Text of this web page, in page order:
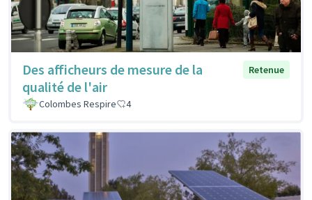
Des afficheurs de mesure de la
qualité de l'air
Retenue
Colombes Respire 4